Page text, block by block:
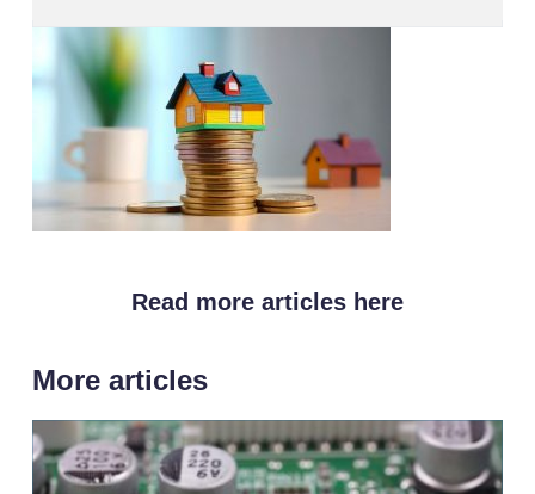
Read more articles here
More articles